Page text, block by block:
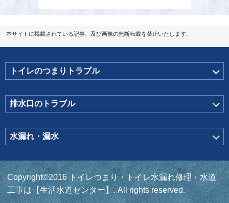
本サイトに掲載されている記事、及び画像の無断転載を禁止いたします。
トイレのつまりトラブル
排水口のトラブル
水漏れ・漏水
Copyright©2016 トイレつまり・トイレ水漏れ修理・水道
工事は【生活水道センター】. All rights reserved.